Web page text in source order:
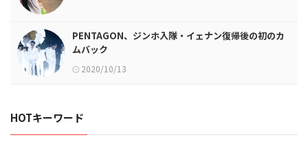
PENTAGON、ジンホ入隊・イェナン復帰後の初のカ
ムバック
2020/10/13
HOTキーワード